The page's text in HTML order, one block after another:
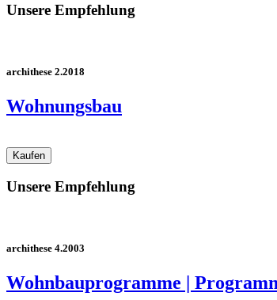
Unsere Empfehlung
archithese 2.2018
Wohnungsbau
Unsere Empfehlung
archithese 4.2003
Wohnbauprogramme |